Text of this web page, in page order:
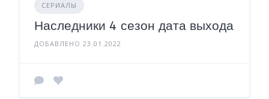
СЕРИАЛЫ
Наследники 4 сезон дата выхода
ДОБАВЛЕНО 23.01.2022